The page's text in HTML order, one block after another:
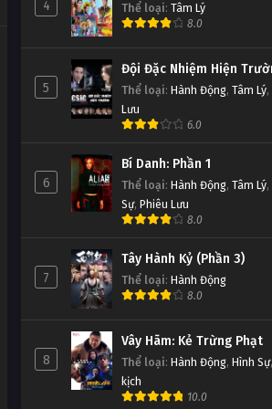
4 Thể loại: Tâm Lý
8.0
5
Đội Đặc Nhiệm Hiện
Thể loại: Hành Động, Tâm Lý,
Lưu
6.0
6
Bí Danh: Phần 1
Thể loại: Hành Động, Tâm Lý,
Sự, Phiêu Lưu
8.0
7
Tây Hành Kỷ (Phần 3)
Thể loại: Hành Động
8.0
8
Vây Hãm: Kẻ Trừng Phạt
Thể loại: Hành Động, Hình Sự,
kịch
10.0